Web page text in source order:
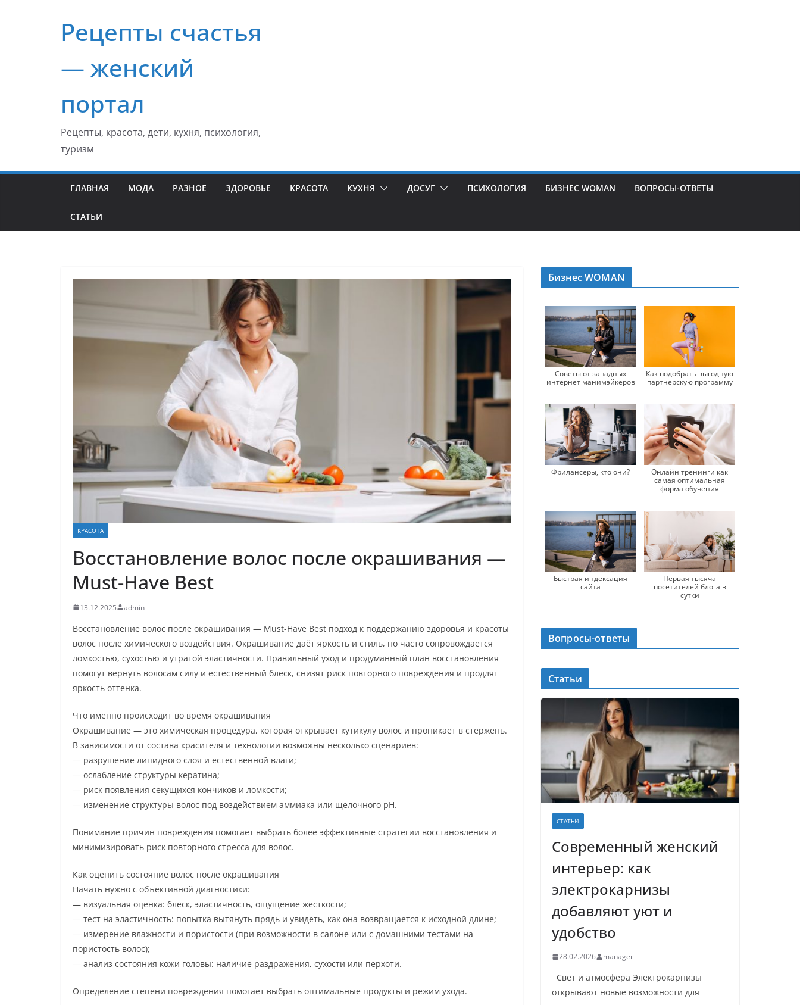
содержимомуРецепты счастья
— женский
портал
Рецепты, красота, дети, кухня, психология,
туризм
ГЛАВНАЯ МОДА РАЗНОЕ ЗДОРОВЬЕ КРАСОТА КУХНЯ ДОСУГ ПСИХОЛОГИЯ БИЗНЕС WOMAN ВОПРОСЫ-ОТВЕТЫ
СТАТЬИ
КРАСОТА
Восстановление волос после окрашивания —
Must-Have Best
13.12.2025 admin
Восстановление волос после окрашивания — Must-Have Best подход к поддержанию здоровья и красоты
волос после химического воздействия. Окрашивание даёт яркость и стиль, но часто сопровождается
ломкостью, сухостью и утратой эластичности. Правильный уход и продуманный план восстановления
помогут вернуть волосам силу и естественный блеск, снизят риск повторного повреждения и продлят
яркость оттенка.
Что именно происходит во время окрашивания
Окрашивание — это химическая процедура, которая открывает кутикулу волос и проникает в стержень.
В зависимости от состава красителя и технологии возможны несколько сценариев:
— разрушение липидного слоя и естественной влаги;
— ослабление структуры кератина;
— риск появления секущихся кончиков и ломкости;
— изменение структуры волос под воздействием аммиака или щелочного pH.
Понимание причин повреждения помогает выбрать более эффективные стратегии восстановления и
минимизировать риск повторного стресса для волос.
Как оценить состояние волос после окрашивания
Начать нужно с объективной диагностики:
— визуальная оценка: блеск, эластичность, ощущение жесткости;
— тест на эластичность: попытка вытянуть прядь и увидеть, как она возвращается к исходной длине;
— измерение влажности и пористости (при возможности в салоне или с домашними тестами на
пористость волос);
— анализ состояния кожи головы: наличие раздражения, сухости или перхоти.
Определение степени повреждения помогает выбрать оптимальные продукты и режим ухода.
Бизнес WOMAN
Советы от западных
интернет манимэйкеров
Как подобрать выгодную
партнерскую программу
Фрилансеры, кто они?
Онлайн тренинги как
самая оптимальная
форма обучения
Быстрая индексация
сайта
Первая тысяча
посетителей блога в
сутки
Вопросы-ответы
Статьи
СТАТЬИ
Современный женский
интерьер: как
электрокарнизы
добавляют уют и
удобство
28.02.2026 manager
Свет и атмосфера Электрокарнизы
открывают новые возможности для